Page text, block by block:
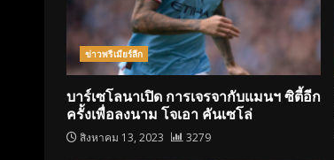
ข่าวพรีเมียร์ลีก
บาร์เซโลนาเปิด การเจรจากับแมนฯ ซิตี้อีก
ครั้งเพื่อลงนาม โจเอา คันเซโล่
สิงหาคม 13, 2023 3279